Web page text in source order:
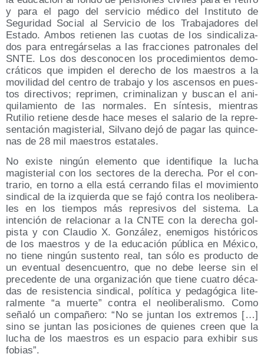
y para el pago del ser­vi­cio médi­co del Ins­ti­tu­to de
Segu­ri­dad Social al Ser­vi­cio de los Tra­ba­ja­do­res del
Esta­do. Ambos retie­nen las cuo­tas de los sin­di­ca­li­za­
dos para entre­gár­se­las a las frac­cio­nes patro­na­les del
SNTE. Los dos des­co­no­cen los pro­ce­di­mien­tos demo­
crá­ti­cos que impi­den el dere­cho de los maes­tros a la
movi­li­dad del cen­tro de tra­ba­jo y los ascen­sos en pues­
tos direc­ti­vos; repri­men, cri­mi­na­li­zan y bus­can el ani­
qui­la­mien­to de las nor­ma­les. En sín­te­sis, mien­tras
Ruti­lio retie­ne des­de hace meses el sala­rio de la repre­
sen­ta­ción magis­te­rial, Sil­vano dejó de pagar las quin­ce­
nas de 28 mil maes­tros estatales.
No exis­te nin­gún ele­men­to que iden­ti­fi­que la lucha
magis­te­rial con los sec­to­res de la dere­cha. Por el con­
tra­rio, en torno a ella está cerran­do filas el movi­mien­to
sin­di­cal de la izquier­da que se fajó con­tra los neo­li­be­ra­
les en los tiem­pos más repre­si­vos del sis­te­ma. La
inten­ción de rela­cio­nar a la CNTE con la dere­cha gol­
pis­ta y con Clau­dio X. Gon­zá­lez, enemi­gos his­tó­ri­cos
de los maes­tros y de la edu­ca­ción públi­ca en Méxi­co,
no tie­ne nin­gún sus­ten­to real, tan sólo es pro­duc­to de
un even­tual des­en­cuen­tro, que no debe leer­se sin el
pre­ce­den­te de una orga­ni­za­ción que tie­ne cua­tro déca­
das de resis­ten­cia sin­di­cal, polí­ti­ca y peda­gó­gi­ca lite­
ral­men­te “a muer­te” con­tra el neo­li­be­ra­lis­mo. Como
seña­ló un com­pa­ñe­ro: “No se jun­tan los extre­mos […]
sino se jun­tan las posi­cio­nes de quie­nes creen que la
lucha de los maes­tros es un espa­cio para exhi­bir sus
fobias”.